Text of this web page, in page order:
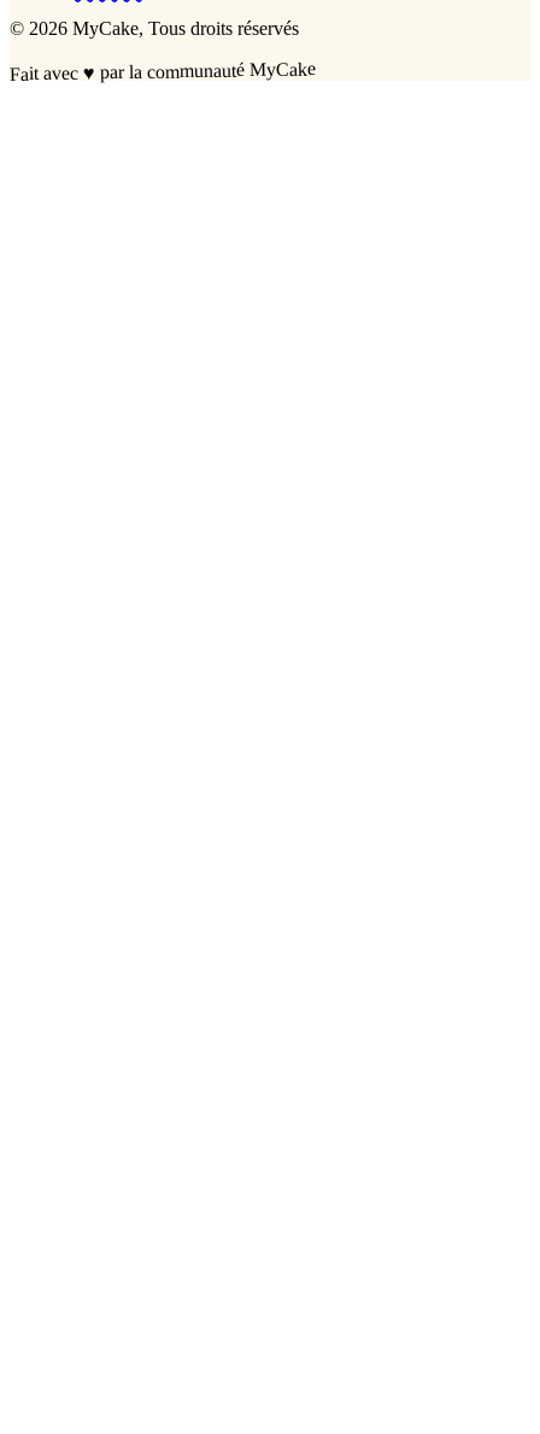
© 2026 MyCake, Tous droits réservés
Fait avec♥ par la communauté MyCake